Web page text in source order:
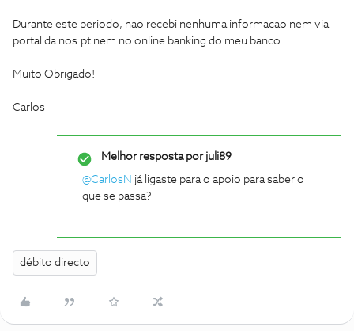
Durante este periodo, nao recebi nenhuma informacao nem via
portal da nos.pt nem no online banking do meu banco.
Muito Obrigado!
Carlos
Melhor resposta porjuli89
@CarlosN já ligaste para o apoio para saber o
que se passa?
débito directo